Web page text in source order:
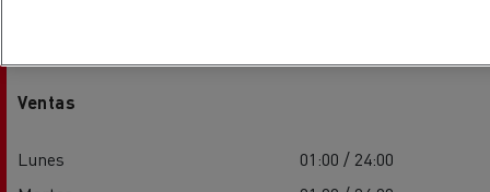
Ventas
Lunes
01:00 / 24:00